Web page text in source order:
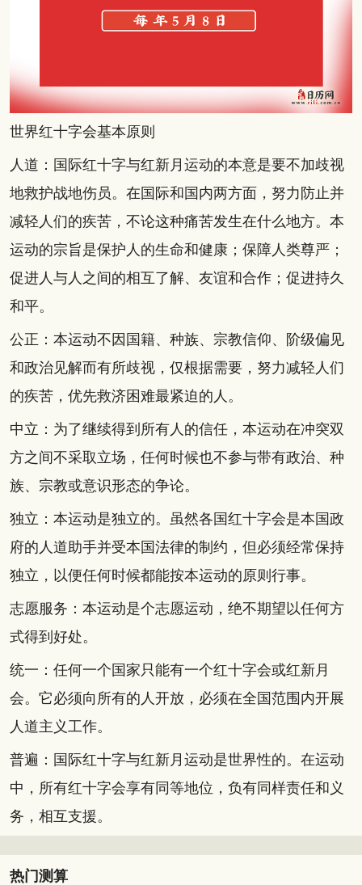
世界红十字会基本原则
人道：国际红十字与红新月运动的本意是要不加歧视
地救护战地伤员。在国际和国内两方面，努力防止并
减轻人们的疾苦，不论这种痛苦发生在什么地方。本
运动的宗旨是保护人的生命和健康；保障人类尊严；
促进人与人之间的相互了解、友谊和合作；促进持久
和平。
公正：本运动不因国籍、种族、宗教信仰、阶级偏见
和政治见解而有所歧视，仅根据需要，努力减轻人们
的疾苦，优先救济困难最紧迫的人。
中立：为了继续得到所有人的信任，本运动在冲突双
方之间不采取立场，任何时候也不参与带有政治、种
族、宗教或意识形态的争论。
独立：本运动是独立的。虽然各国红十字会是本国政
府的人道助手并受本国法律的制约，但必须经常保持
独立，以便任何时候都能按本运动的原则行事。
志愿服务：本运动是个志愿运动，绝不期望以任何方
式得到好处。
统一：任何一个国家只能有一个红十字会或红新月
会。它必须向所有的人开放，必须在全国范围内开展
人道主义工作。
普遍：国际红十字与红新月运动是世界性的。在运动
中，所有红十字会享有同等地位，负有同样责任和义
务，相互支援。
热门测算